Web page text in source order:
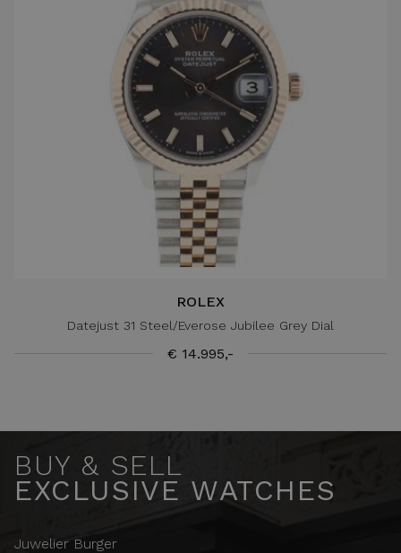
ROLEX
Datejust 31 Steel/Everose Jubilee Grey Dial
€ 14.995,-
BUY & SELL
EXCLUSIVE WATCHES
Juwelier Burger